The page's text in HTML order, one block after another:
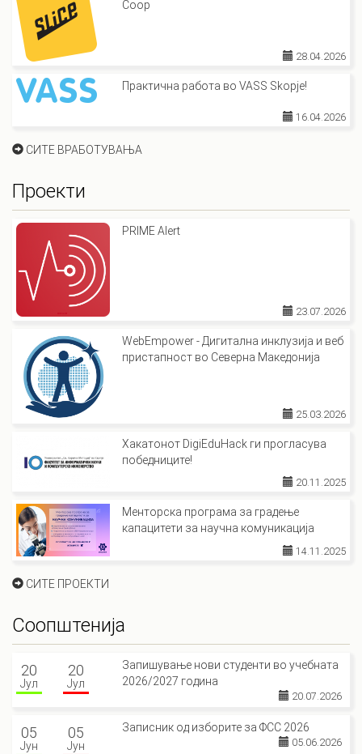
Coop
28.04.2026
Практична работа во VASS Skopje!
16.04.2026
СИТЕ ВРАБОТУВАЊА
Проекти
PRIME Alert
23.07.2026
WebEmpower - Дигитална инклузија и веб
пристапност во Северна Македонија
25.03.2026
Хакатонот DigiEduHack ги прогласува
победниците!
20.11.2025
Менторска програма за градење
капацитети за научна комуникација
14.11.2025
СИТЕ ПРОЕКТИ
Соопштенија
20
Јул
20
Јул
Запишување нови студенти во учебната
2026/2027 година
20.07.2026
05
Јун
05
Јун
Записник од изборите за ФСС 2026
05.06.2026